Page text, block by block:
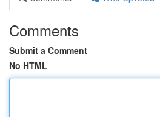
Comments
Submit a Comment
No HTML